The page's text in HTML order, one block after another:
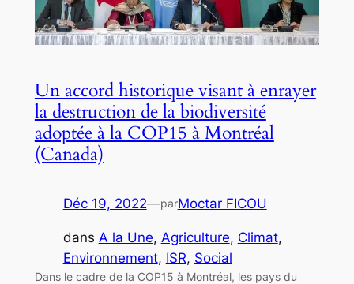
Un accord historique visant à enrayer
la destruction de la biodiversité
adoptée à la COP15 à Montréal
(Canada)
Déc 19, 2022—parMoctar FICOU
dans A la Une, Agriculture, Climat
Environnement, ISR, Social
Dans le cadre de la COP15 à Montréal, les pays du